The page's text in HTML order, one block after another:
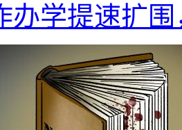
办学提速扩